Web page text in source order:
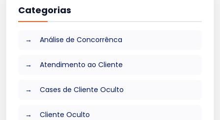
Categorias
Análise de Concorrênca
Atendimento ao Cliente
Cases de Cliente Oculto
Cliente Oculto